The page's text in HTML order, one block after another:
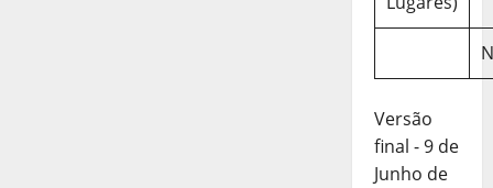
Versão
final - 9 de
Junho de